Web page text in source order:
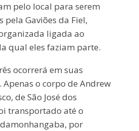
pelo local para serem
pela Gaviões da Fiel,
ligada ao
qual eles faziam parte.
ocorrerá em suas
o corpo de Andrew
de São José dos
transportado até o
por